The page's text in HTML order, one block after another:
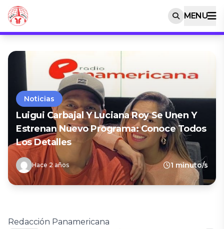
MENU
Noticias
Luigui Carbajal Y Luciana Roy Se Unen Y
Estrenan Nuevo Programa: Conoce Todos
Los Detalles
Hace 2 años 1 minuto/s
Redacción Panamericana